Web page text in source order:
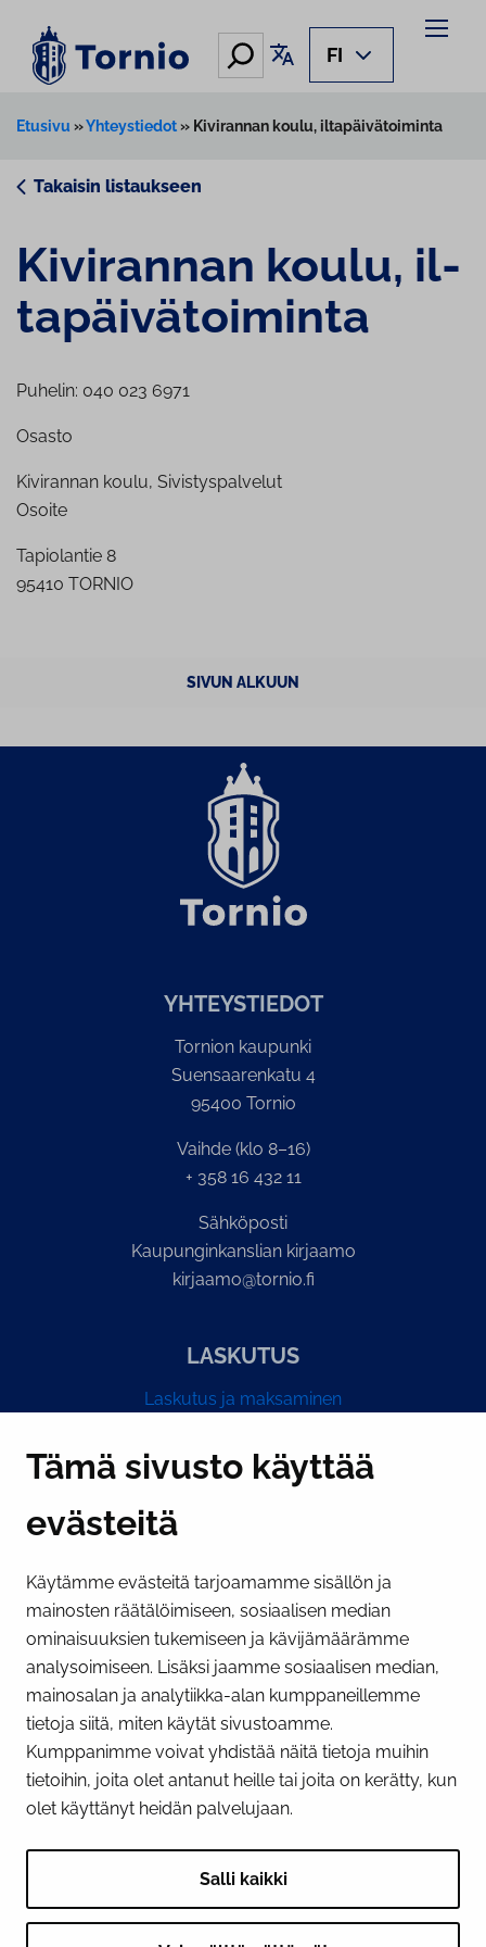
Tämä sivusto käyttää
evästeitä
Käytämme evästeitä tarjoamamme sisällön ja
mainosten räätälöimiseen, sosiaalisen median
ominaisuuksien tukemiseen ja kävijämäärämme
analysoimiseen. Lisäksi jaamme sosiaalisen median,
mainosalan ja analytiikka-alan kumppaneillemme
tietoja siitä, miten käytät sivustoamme.
Kumppanimme voivat yhdistää näitä tietoja muihin
tietoihin, joita olet antanut heille tai joita on kerätty, kun
olet käyttänyt heidän palvelujaan.
Salli kaikki
sisältöön
Hae Käännä sivu
FI
Etusivu »Yhteystiedot» Kivirannan koulu, iltapäivätoiminta
Takaisin listaukseen
Kivirannan koulu, il­
ta­päi­vä­toi­min­ta
Puhelin: 040 023 6971
Osasto
Kivirannan koulu, Sivistyspalvelut
Osoite
Tapiolantie 8
95410 TORNIO
SIVUN ALKUUN
YH­TEYS­TIE­DOT
Tornion kaupunki
Suensaarenkatu 4
95400 Tornio
Vaihde (klo 8–16)
+ 358 16 432 11
Sähköposti
Kaupunginkanslian kirjaamo
kirjaamo@tornio.fi
LASKUTUS
Laskutus ja maksaminen
PI­KA­LINK­KE­JÄ
Näytä evästeasetukseni
SOSIAALINEN MEDIA
Facebook InstagramYouTube